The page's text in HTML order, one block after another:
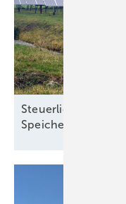
Steuerliche
Speicher treten